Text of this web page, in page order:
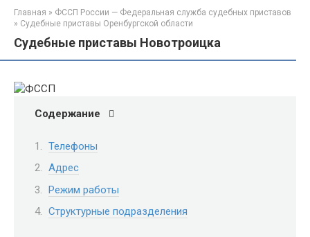
Главная » ФССП России — Федеральная служба судебных приставов
» Судебные приставы Оренбургской области
Судебные приставы Новотроицка
Содержание
Телефоны
Адрес
Режим работы
Структурные подразделения